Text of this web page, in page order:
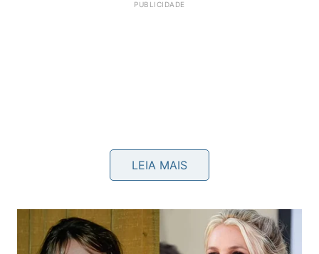
A aplicação direta do líquido puro ou diluído em
borrifadores tornou-se uma tradição popular
LEIA MAIS